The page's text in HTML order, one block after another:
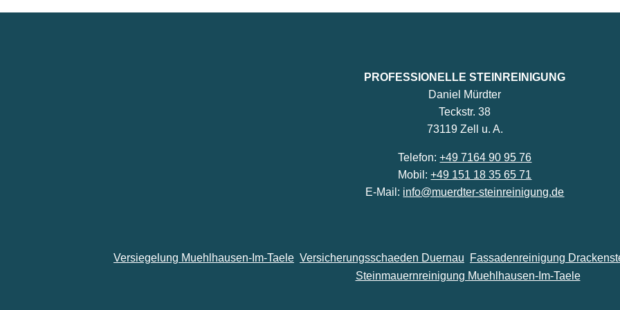
PROFESSIONELLE STEINREINIGUNG
Daniel Mürdter
Teckstr. 38
73119 Zell u. A.
Telefon:+49 7164 90 95 76
Mobil:+49 151 18 35 65 71
E-Mail: info@muerdter-steinreinigung.de
Versiegelung Muehlhausen-Im-Taele Versicherungsschaeden Duernau Fassadenreinigung
Steinmauernreinigung Muehlhausen-Im-Taele